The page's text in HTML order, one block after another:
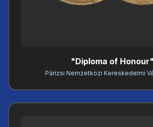
"Diploma of Honour"
Párizsi Nemzetközi Kereskedelmi